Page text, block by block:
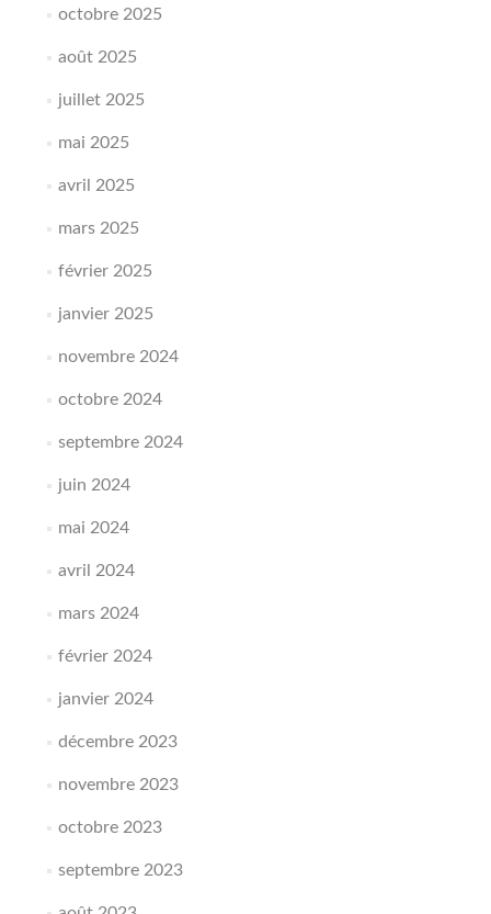
octobre 2025
août 2025
juillet 2025
mai 2025
avril 2025
mars 2025
février 2025
janvier 2025
novembre 2024
octobre 2024
septembre 2024
juin 2024
mai 2024
avril 2024
mars 2024
février 2024
janvier 2024
décembre 2023
novembre 2023
octobre 2023
septembre 2023